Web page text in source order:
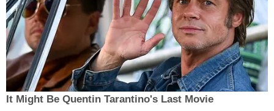
It Might Be Quentin Tarantino's Last Movie